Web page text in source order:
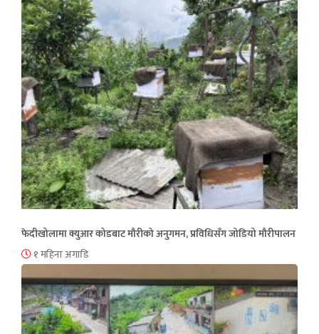
फेदीखोलामा क्युआर कोडबाट मौरीको अनुगमन, प्रविधिसँग जोडियो मौरीपालन
१ महिना अगाडि